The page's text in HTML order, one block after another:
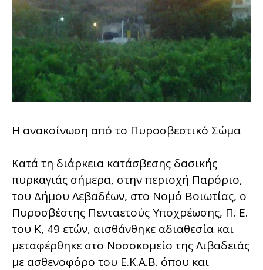
Η ανακοίνωση από το Πυροσβεστικό Σώμα
Κατά τη διάρκεια κατάσβεσης δασικής
πυρκαγιάς σήμερα, στην περιοχή Παρόριο,
του Δήμου Λεβαδέων, στο Νομό Βοιωτίας, ο
Πυροσβέστης Πενταετούς Υποχρέωσης, Π. Ε.
του Κ, 49 ετών, αισθάνθηκε αδιαθεσία και
μεταφέρθηκε στο Νοσοκομείο της Λιβαδειάς
με ασθενοφόρο του Ε.Κ.Α.Β. όπου και